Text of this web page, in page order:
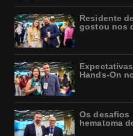
Residente
gostou nos
Hands-On
Os desafios
hematoma